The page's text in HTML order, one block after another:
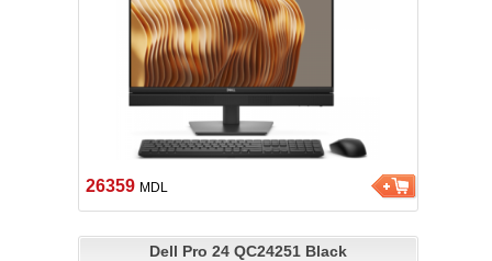
26359 MDL
Dell Pro 24 QC24251 Black